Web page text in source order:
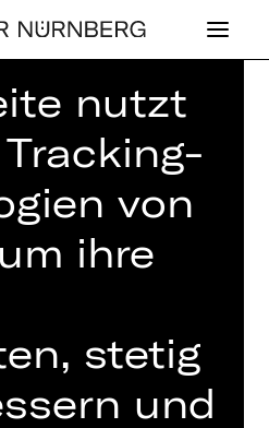
>
nutzt
von
ihre
stetig
und